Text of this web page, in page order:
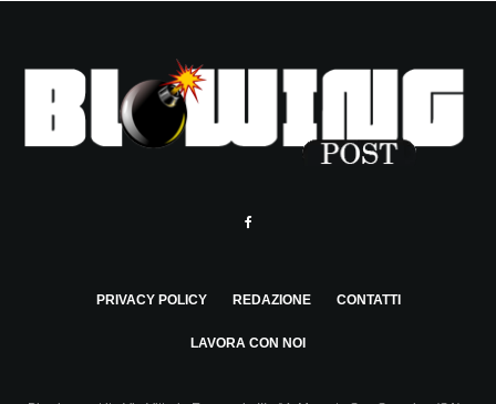
PRIVACY POLICY REDAZIONE CONTATTI
LAVORA CON NOI